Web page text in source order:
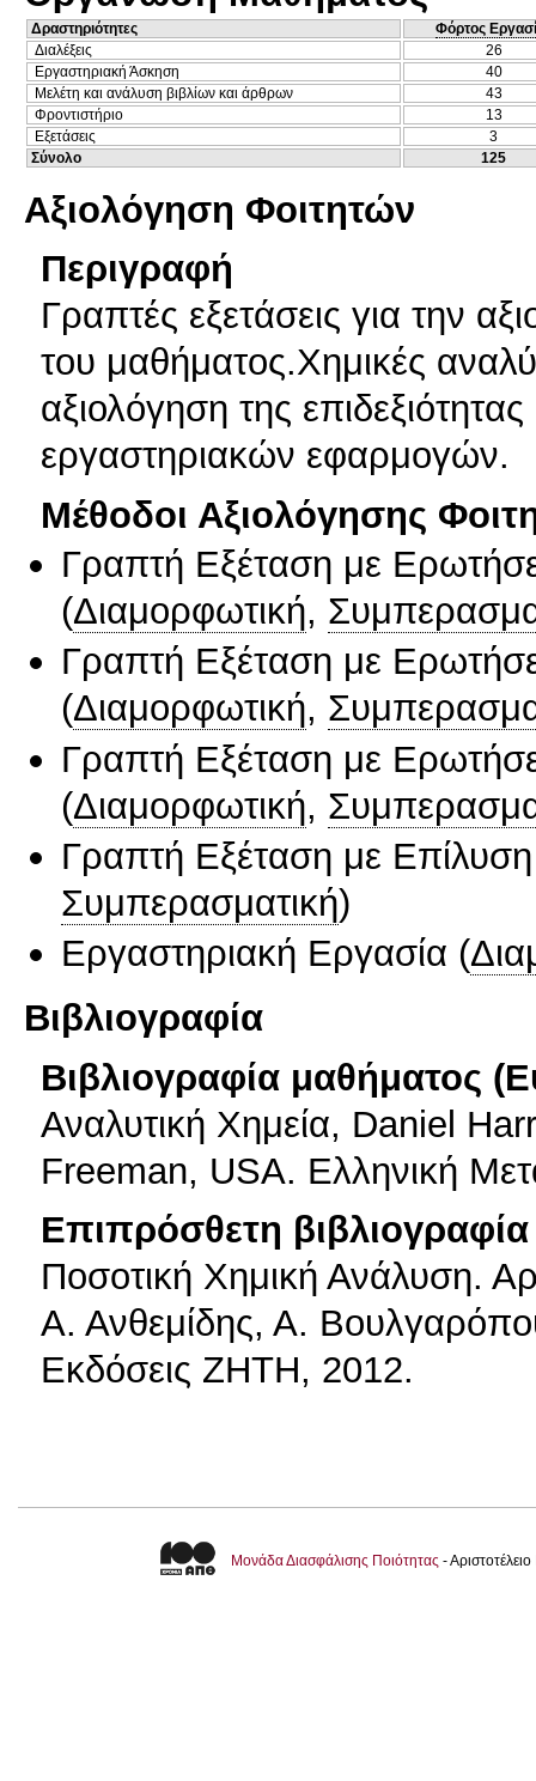
Δραστηριότητες
Φόρτος
Διαλέξεις
26
Εργαστηριακή Άσκηση
40
Μελέτη και ανάλυση βιβλίων και άρθρων
43
Φροντιστήριο
13
Εξετάσεις
3
Σύνολο
125
Αξιολόγηση Φοιτητών
Περιγραφή
Γραπτές εξετάσεις για την
του μαθήματος.Χημικές
αξιολόγηση της
εργαστηριακών εφαρμογών.
Μέθοδοι Αξιολόγησης
Γραπτή Εξέταση με
(Διαμορφωτική,
Γραπτή Εξέταση με
(Διαμορφωτική,
Γραπτή Εξέταση με
(Διαμορφωτική,
Γραπτή Εξέταση με
Συμπερασματική)
Εργαστηριακή Εργασία (
Βιβλιογραφία
Βιβλιογραφία μαθήματος
Αναλυτική Χημεία, Daniel
Freeman, USA. Ελληνική
Επιπρόσθετη βιβλιογραφία
Ποσοτική Χημική Ανάλυση.
Α. Ανθεμίδης, Α.
Εκδόσεις ΖΗΤΗ, 2012.
Μονάδα Διασφάλισης Ποιότητας -